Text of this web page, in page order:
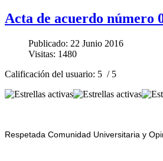
Acta de acuerdo número
Publicado: 22 Junio 2016
Visitas: 1480
Calificación del usuario: 5 / 5
Respetada Comunidad Universitaria y